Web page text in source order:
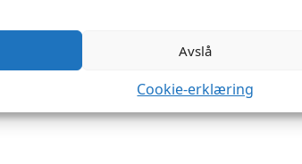
Avslå
Cookie-erklæring